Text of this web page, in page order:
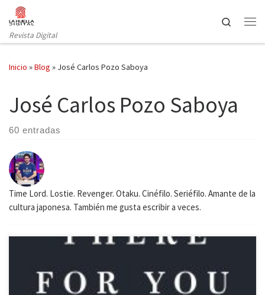
Saltar al contenido
Revista Digital
Search
Inicio »Blog » José Carlos Pozo Saboya
José Carlos Pozo Saboya
60 entradas
Time Lord. Lostie. Revenger. Otaku. Cinéfilo. Seriéfilo. Amante de la
cultura japonesa. También me gusta escribir a veces.
No cabe duda que en los últimos años las series de televisión se